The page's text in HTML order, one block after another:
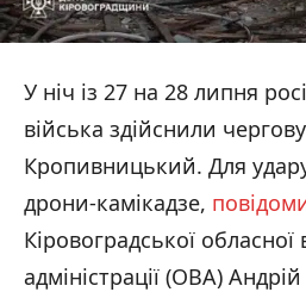
У ніч із 27 на 28 липня
війська здійснили
Кропивницький. Для
дрони-камікадзе,
Кіровоградської обласної
адміністрації (ОВА)